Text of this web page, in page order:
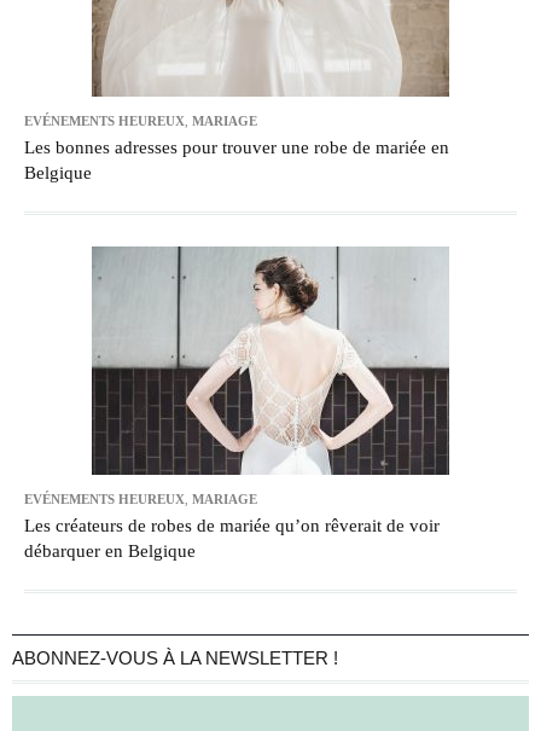
EVÉNEMENTS HEUREUX MARIAGE
Les bonnes adresses pour trouver une robe de mariée en
Belgique
EVÉNEMENTS HEUREUX MARIAGE
Les créateurs de robes de mariée qu’on rêverait de voir
débarquer en Belgique
ABONNEZ-VOUS À LA NEWSLETTER !